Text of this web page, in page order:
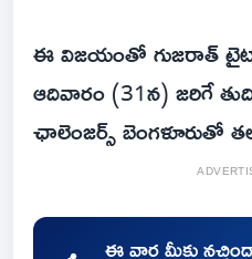
ఈ విజయంతో గుజరాత్
ఆదివారం (31న) జరిగే
ఛాలెంజర్స్ బెంగళూరుతో
ఈ వార్త మీకు